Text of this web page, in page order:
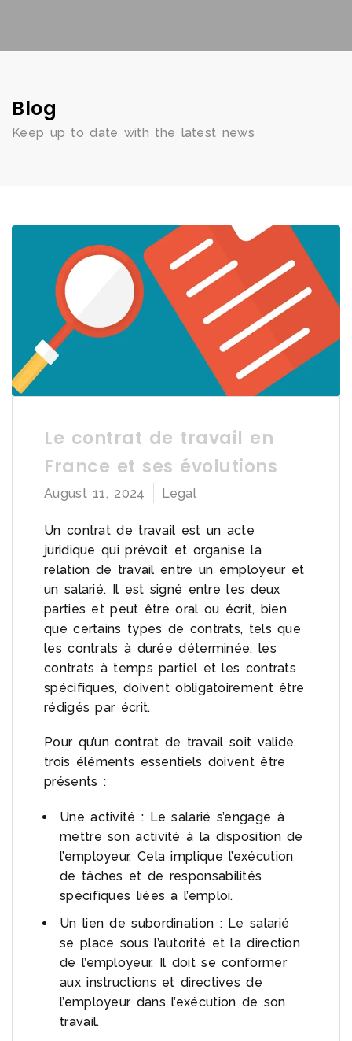
Blog
Keep up to date with the latest news
Le contrat de travail en
France et ses évolutions
August 11, 2024 Legal
Un contrat de travail est un acte
juridique qui prévoit et organise la
relation de travail entre un employeur et
un salarié. Il est signé entre les deux
parties et peut être oral ou écrit, bien
que certains types de contrats, tels que
les contrats à durée déterminée, les
contrats à temps partiel et les contrats
spécifiques, doivent obligatoirement être
rédigés par écrit.
Pour qu’un contrat de travail soit valide,
trois éléments essentiels doivent être
présents :
Une activité : Le salarié s’engage à
mettre son activité à la disposition de
l’employeur. Cela implique l’exécution
de tâches et de responsabilités
spécifiques liées à l’emploi.
Un lien de subordination : Le salarié
se place sous l’autorité et la direction
de l’employeur. Il doit se conformer
aux instructions et directives de
l’employeur dans l’exécution de son
travail.